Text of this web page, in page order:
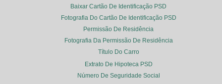
Baixar Cartão De Identificação PSD
Fotografia Do Cartão De Identificação PSD
Permissão De Residência
Fotografia Da Permissão De Residência
Título Do Carro
Extrato De Hipoteca PSD
Número De Seguridade Social